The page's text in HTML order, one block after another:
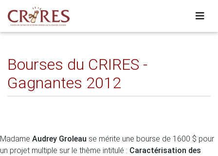
Bourses du CRIRES -
Gagnantes 2012
Madame Audrey Groleau se mérite une bourse de 1600 $ pour
un projet multiple sur le thème intitulé : Caractérisation des